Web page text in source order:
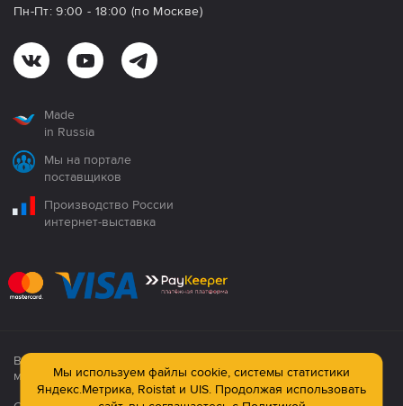
Пн-Пт: 9:00 - 18:00 (по Москве)
Made
in Russia
Мы на портале
поставщиков
Производство России
интернет-выставка
Все продукция сертифицирована. Использование
материалов сайта строго запрещено!
Мы используем файлы cookie, системы статистики
Яндекс.Метрика, Roistat и UIS. Продолжая использовать